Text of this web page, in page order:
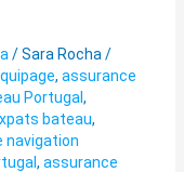
/Sara Rocha /
, assurance
Portugal,
bateau,
navigation
, assurance